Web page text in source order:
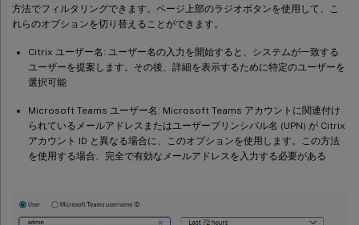
方法でフィルタリングできます。ページ上部のラジオボタンを使用して、こ
れらのオプションを切り替えることができます。
Citrix ユーザー名: ユーザー名の入力を開始すると、システムが一致する
ユーザーを提案します。その後、詳細を表示するために特定のユーザーを
選択可能
Microsoft Teams ユーザー名: Microsoft Teams アカウントに関連付け
られているメールアドレスまたはユーザープリンシパル名 (UPN) が Citrix
アカウント ID と異なる場合に、このオプションを使用します。この方法
を使用する場合、完全で有効なメールアドレスを入力する必要がある